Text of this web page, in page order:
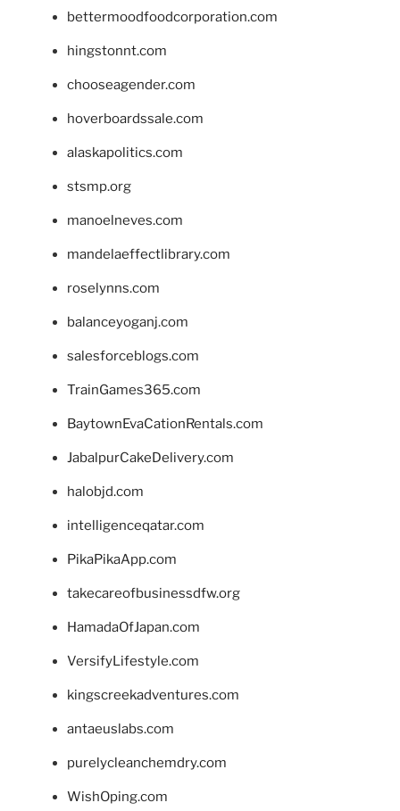
bettermoodfoodcorporation.com
hingstonnt.com
chooseagender.com
hoverboardssale.com
alaskapolitics.com
stsmp.org
manoelneves.com
mandelaeffectlibrary.com
roselynns.com
balanceyoganj.com
salesforceblogs.com
TrainGames365.com
BaytownEvaCationRentals.com
JabalpurCakeDelivery.com
halobjd.com
intelligenceqatar.com
PikaPikaApp.com
takecareofbusinessdfw.org
HamadaOfJapan.com
VersifyLifestyle.com
kingscreekadventures.com
antaeuslabs.com
purelycleanchemdry.com
WishOping.com